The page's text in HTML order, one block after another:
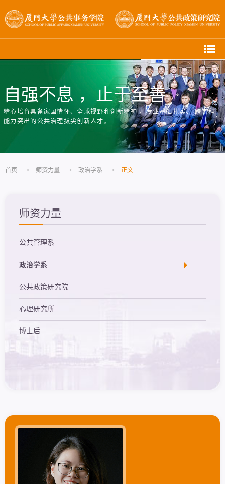
自强不息 ，止于至善
精心培育具备家国情怀、全球视野和创新精神 ，专业基础扎实、 跨学科
能力突出的公共治理拔尖创新人才。
首页 > 师资力量 > 政治学系 > 正文
师资力量
公共管理系
政治学系
公共政策研究院
心理研究所
博士后